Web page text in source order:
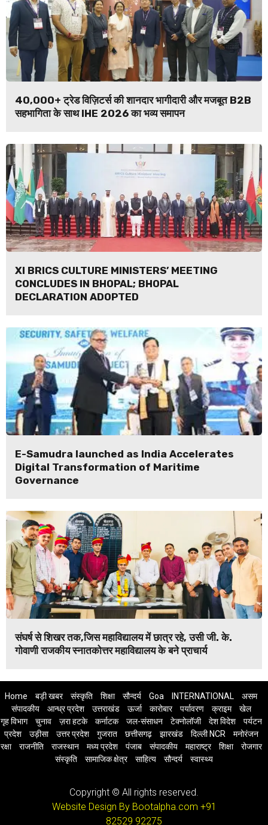
40,000+ ट्रेड विज़िटर्स की शानदार भागीदारी और मजबूत B2B
सहभागिता के साथ IHE 2026 का भव्य समापन
XI BRICS CULTURE MINISTERS’ MEETING
CONCLUDES IN BHOPAL; BHOPAL
DECLARATION ADOPTED
E-Samudra launched as India Accelerates
Digital Transformation of Maritime
Governance
संघर्ष से शिखर तक,जिस महाविद्यालय में छात्र रहे, उसी जी. के.
गोवाणी राजकीय स्नातकोत्तर महाविद्यालय के बने प्राचार्य
Home बड़ी खबर संस्कृति शिक्षा सौन्दर्य Goa INTERNATIONAL
असम
संपादकीय
आन्ध्र प्रदेश उत्तराखंड ऊर्जा कारोबार पर्यावरण क्राइम
खेल
गृह विभाग
चुनाव ज़रा हटके कर्नाटक जल-संसाधन टेक्नोलॉजी देश विदेश
पर्यटन
प्रदेश
उड़ीसा उत्तर प्रदेश गुजरात छत्तीसगढ़ झारखंड दिल्ली NCR
मनोरंजन
रक्षा
राजनीति राजस्थान मध्य प्रदेश पंजाब संपादकीय महाराष्ट्र शिक्षा
रोजगार
संस्कृति
सामाजिक क्षेत्र साहित्य सौन्दर्य स्वास्थ्य
Copyright © All rights reserved.
Website Design By Bootalpha.com +91
82529 92275